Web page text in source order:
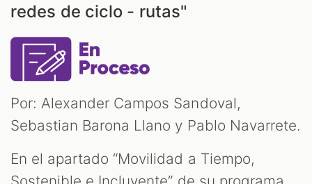
redes de ciclo - rutas"
Por: Alexander Campos Sandoval,
Sebastian Barona Llano y Pablo Navarrete.
En el apartado “Movilidad a Tiempo,